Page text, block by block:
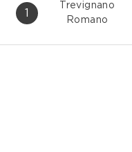
1
Trevignano
Romano